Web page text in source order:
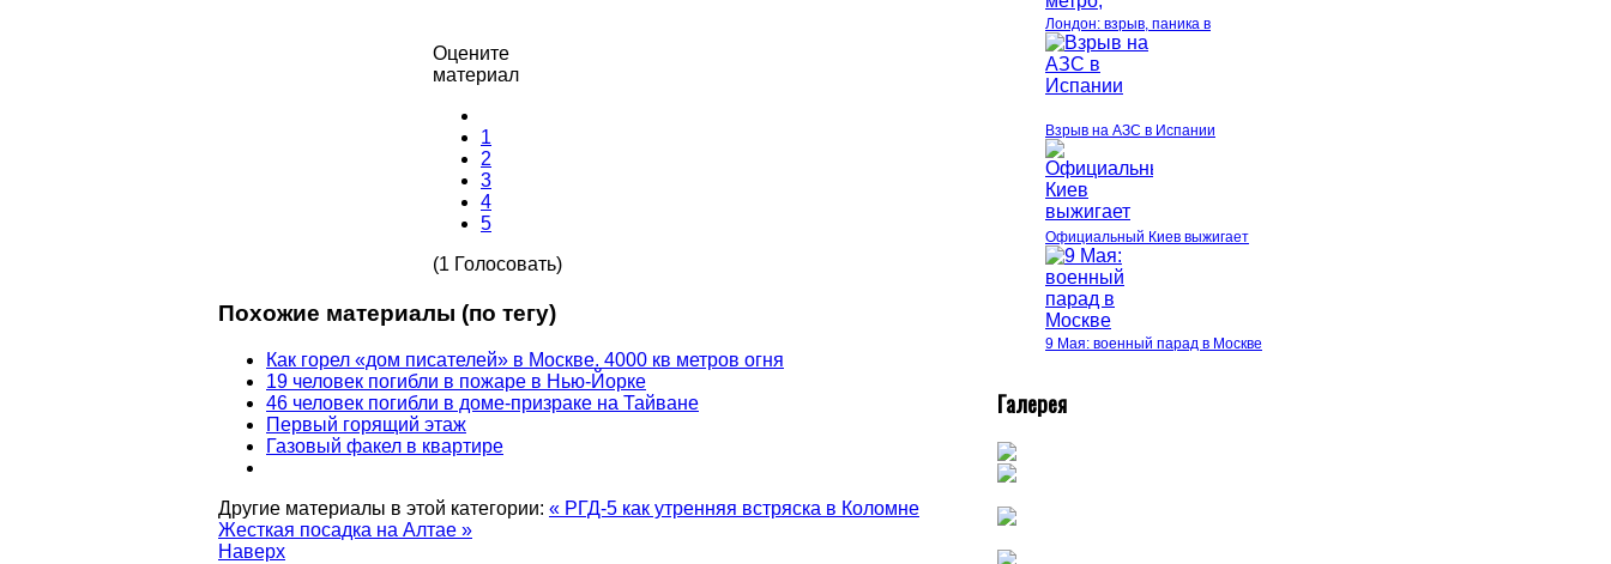
Оцените
материал
1
2
3
4
5
(1 Голосовать)
Похожие материалы (по тегу)
Как горел «дом писателей» в Москве. 4000 кв метров огня
19 человек погибли в пожаре в Нью-Йорке
46 человек погибли в доме-призраке на Тайване
Первый горящий этаж
Газовый факел в квартире
Другие материалы в этой категории: « РГД-5 как утренняя встряска в Коломне
Жесткая посадка на Алтае »
Наверх
Лондон: взрыв, паника в
Взрыв на АЗС в Испании
Официальный Киев выжигает
9 Мая: военный парад в Москве
Галерея